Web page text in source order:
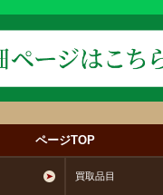
ページTOP
買取品目